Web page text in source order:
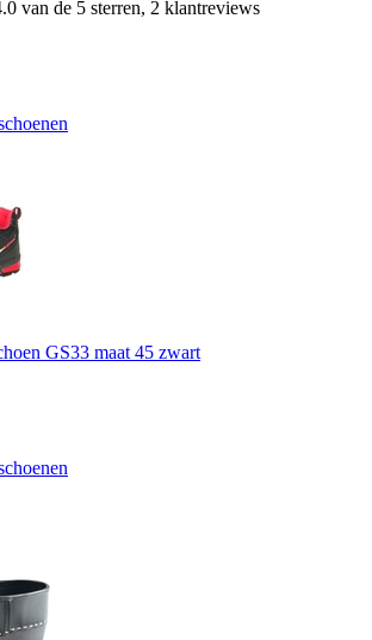
van de 5 sterren, 2 klantreviews
GS33 maat 45 zwart